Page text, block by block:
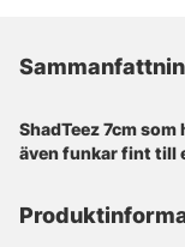
ShadTeez 7cm
även funkar fint till